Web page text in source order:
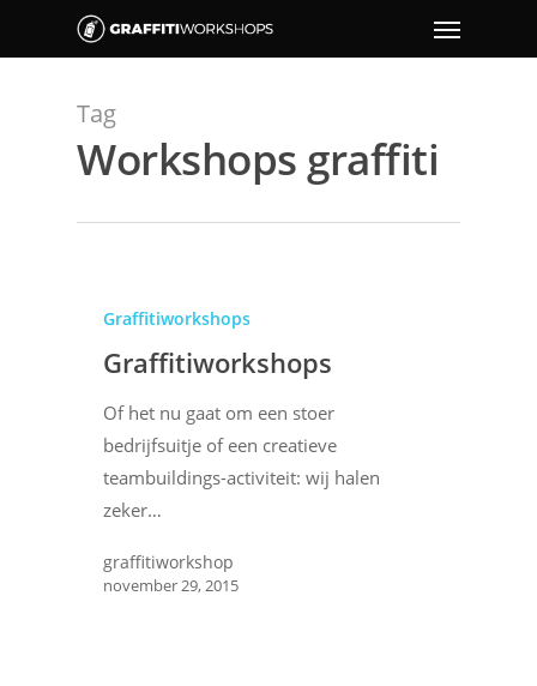
Tag
Workshops graffiti
Graffitiworkshops
Graffitiworkshops
Of het nu gaat om een stoer
bedrijfsuitje of een creatieve
teambuildings-activiteit: wij halen
zeker…
graffitiworkshop
november 29, 2015